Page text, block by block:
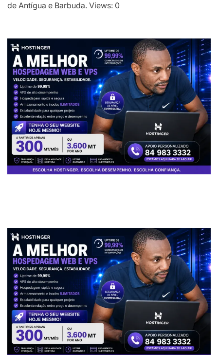
de Antígua e Barbuda. Views: 0